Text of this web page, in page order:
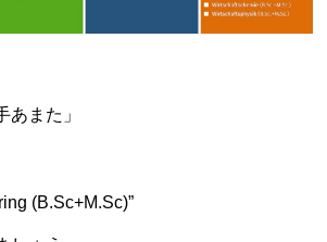
あまた」
(B.Sc+M.Sc)”